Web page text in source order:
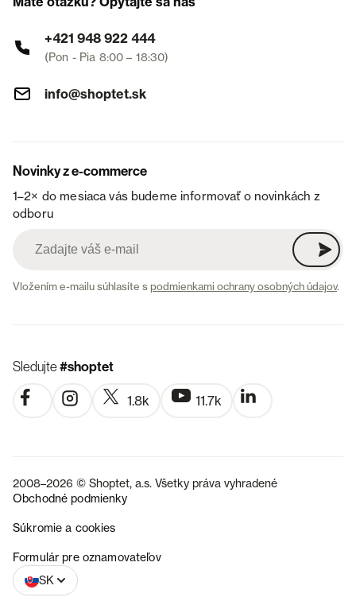
+421 948 922 444
(Pon - Pia 8:00 – 18:30)
info@shoptet.sk
Novinky z e-commerce
1–2× do mesiaca vás budeme informovať o novinkách z
odboru
Vložením e-mailu súhlasíte spodmienkami ochrany osobných údajov.
Sledujte#shoptet
1.8k 11.7k
2008–2026 © Shoptet, a.s. Všetky práva vyhradené
Obchodné podmienky
Súkromie a cookies
Formulár pre oznamovateľov
SK